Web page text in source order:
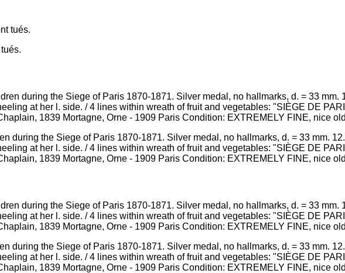
during the Siege of Paris 1870-1871. Silver medal, no hallmarks, d. = 33 mm.
at her l. side. / 4 lines within wreath of fruit and vegetables: "SIÈGE DE
1839 Mortagne, Orne - 1909 Paris Condition: EXTREMELY FINE, nice
during the Siege of Paris 1870-1871. Silver medal, no hallmarks, d. = 33 mm.
at her l. side. / 4 lines within wreath of fruit and vegetables: "SIÈGE DE
1839 Mortagne, Orne - 1909 Paris Condition: EXTREMELY FINE, nice